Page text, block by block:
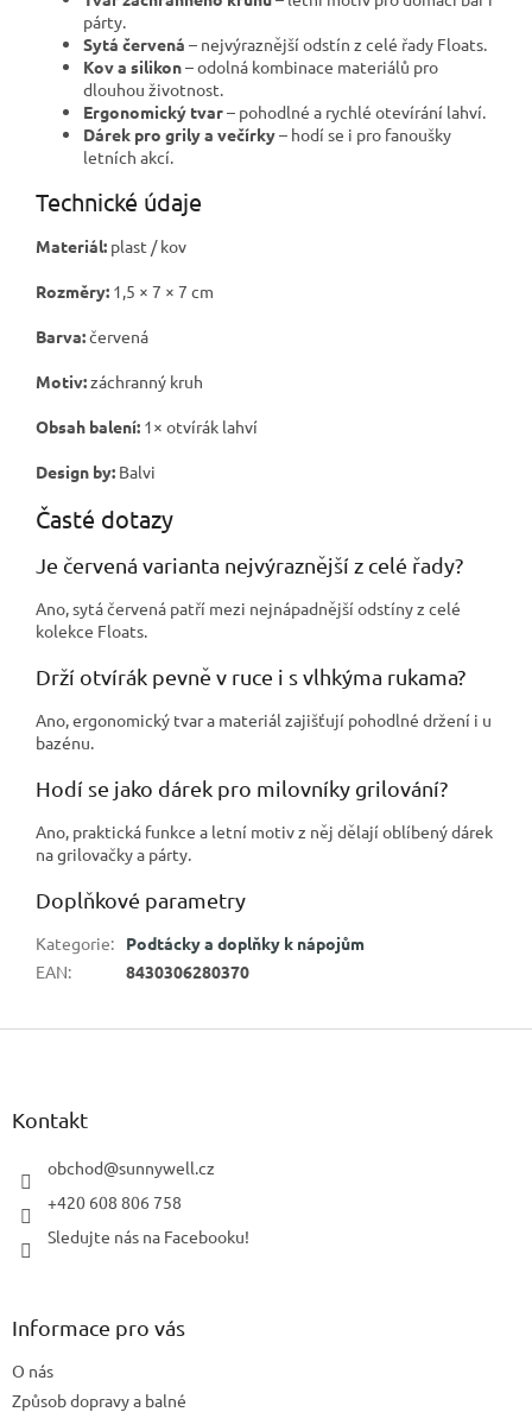
párty.
Sytá červená – nejvýraznější odstín z celé řady Floats.
Kov a silikon– odolná kombinace materiálů pro
dlouhou životnost.
Ergonomický tvar– pohodlné a rychlé otevírání lahví.
Dárek pro grily a večírky– hodí se i pro fanoušky
letních akcí.
Technické údaje
Materiál: plast / kov
Rozměry: 1,5 × 7 × 7 cm
Barva:červená
Motiv:záchranný kruh
Obsah balení: 1× otvírák lahví
Design by: Balvi
Časté dotazy
Je červená varianta nejvýraznější z celé řady?
Ano, sytá červená patří mezi nejnápadnější odstíny z celé
kolekce Floats.
Drží otvírák pevně v ruce i s vlhkýma rukama?
Ano, ergonomický tvar a materiál zajišťují pohodlné držení i u
bazénu.
Hodí se jako dárek pro milovníky grilování?
Ano, praktická funkce a letní motiv z něj dělají oblíbený dárek
na grilovačky a párty.
Doplňkové parametry
Kategorie:
Podtácky a doplňky k nápojům
EAN: 8430306280370
Z
Kontakt
obchod@sunnywell.cz
+420 608 806 758
Sledujte nás na Facebooku!
Informace pro vás
O nás
Způsob dopravy a balné